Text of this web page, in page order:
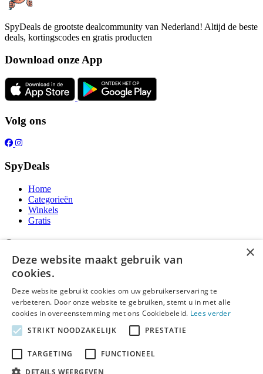
SpyDeals de grootste dealcommunity van Nederland! Altijd de beste
deals, kortingscodes en gratis producten
Download onze App
Volg ons
SpyDeals
Home
Categorieën
Winkels
Gratis
Over ons
Over ons
Contact
Publicatieregels
Legal
Privacy
Algemene Voorwaarden
×
Deze website maakt gebruik van
cookies.
Deze website gebruikt cookies om uw gebruikerservaring te
verbeteren. Door onze website te gebruiken, stemt u in met alle
cookies in overeenstemming met ons Cookiebeleid. Lees verder
STRIKT NOODZAKELIJK
PRESTATIE
TARGETING
FUNCTIONEEL
DETAILS WEERGEVEN